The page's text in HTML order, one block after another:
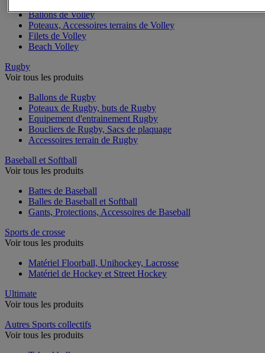
Ballons de Volley
Poteaux, Accessoires terrains de Volley
Filets de Volley
Beach Volley
Rugby
Voir tous les produits
Ballons de Rugby
Poteaux de Rugby, buts de Rugby
Equipement d'entrainement Rugby
Boucliers de Rugby, Sacs de plaquage
Accessoires terrain de Rugby
Baseball et Softball
Voir tous les produits
Battes de Baseball
Balles de Baseball et Softball
Gants, Protections, Accessoires de Baseball
Sports de crosse
Voir tous les produits
Matériel Floorball, Unihockey, Lacrosse
Matériel de Hockey et Street Hockey
Ultimate
Voir tous les produits
Autres Sports collectifs
Voir tous les produits